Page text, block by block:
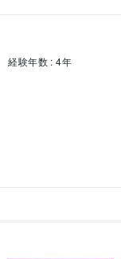
経験年数 : 4年